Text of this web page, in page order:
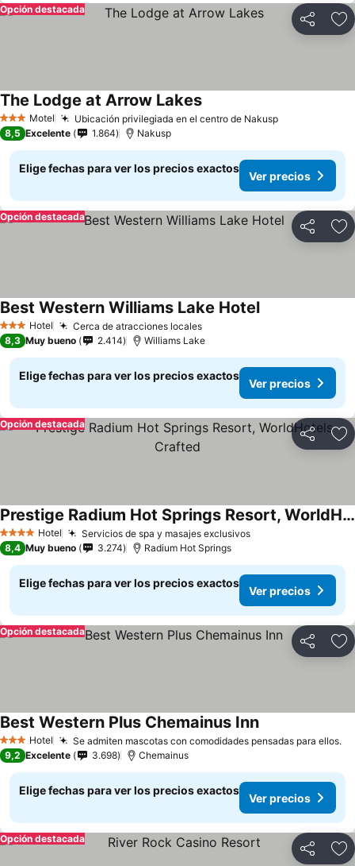
Compartir
Opción destacada
3 Estrellas
Motel Ubicación privilegiada en el centro de Nakusp
The Lodge at Arrow Lakes
8,5 Excelente 1.864 Nakusp
Elige fechas para ver los precios exactos
Ver precios
Compartir
Opción destacada
3 Estrellas
Hotel Cerca de atracciones locales
Best Western Williams Lake Hotel
8,3 Muy bueno 2.414 Williams Lake
Elige fechas para ver los precios exactos
Ver precios
Compartir
Opción destacada
4 EstrellasHotel Servicios de spa y masajes exclusivos
Prestige Radium Hot Springs Resort, WorldHotels Crafted
8,4 Muy bueno 3.274 Radium Hot Springs
Elige fechas para ver los precios exactos
Ver precios
Compartir
Opción destacada
3 Estrellas
Hotel Se admiten mascotas con comodidades pensadas para ellos.
Best Western Plus Chemainus Inn
9,2 Excelente 3.698 Chemainus
Elige fechas para ver los precios exactos
Ver precios
Compartir
Opción destacada